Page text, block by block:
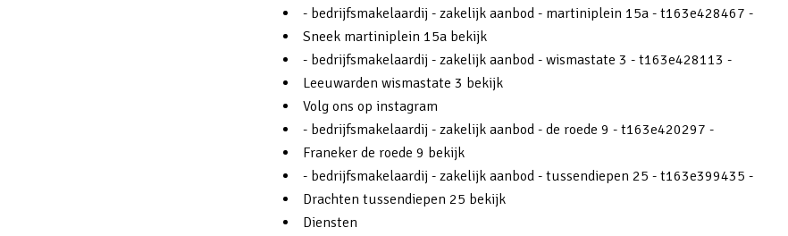
- bedrijfsmakelaardij - zakelijk aanbod - martiniplein 15a - t163e428467 -
Sneek martiniplein 15a bekijk
- bedrijfsmakelaardij - zakelijk aanbod - wismastate 3 - t163e428113 -
Leeuwarden wismastate 3 bekijk
Volg ons op instagram
- bedrijfsmakelaardij - zakelijk aanbod - de roede 9 - t163e420297 -
Franeker de roede 9 bekijk
- bedrijfsmakelaardij - zakelijk aanbod - tussendiepen 25 - t163e399435 -
Drachten tussendiepen 25 bekijk
Diensten